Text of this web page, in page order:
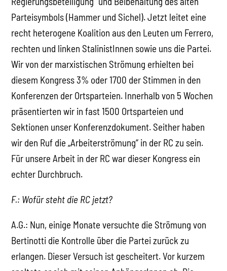
Parteisymbols (Hammer und Sichel). Jetzt leitet eine
recht heterogene Koalition aus den Leuten um Ferrero,
rechten und linken StalinistInnen sowie uns die Partei.
Wir von der marxistischen Strömung erhielten bei
diesem Kongress 3% oder 1700 der Stimmen in den
Konferenzen der Ortsparteien. Innerhalb von 5 Wochen
präsentierten wir in fast 1500 Ortsparteien und
Sektionen unser Konferenzdokument. Seither haben
wir den Ruf die „Arbeiterströmung“ in der RC zu sein.
Für unsere Arbeit in der RC war dieser Kongress ein
echter Durchbruch.
F.: Wofür steht die RC jetzt?
A.G.: Nun, einige Monate versuchte die Strömung von
Bertinotti die Kontrolle über die Partei zurück zu
erlangen. Dieser Versuch ist gescheitert. Vor kurzem